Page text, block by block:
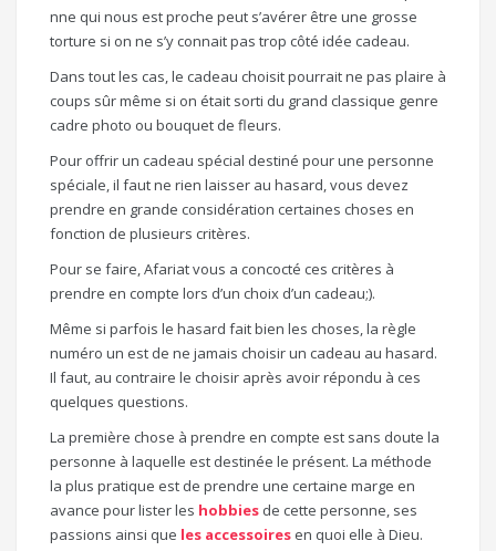
nne qui nous est proche peut s’avérer être une grosse
torture si on ne s’y connait pas trop côté idée cadeau.
Dans tout les cas, le cadeau choisit pourrait ne pas plaire à
coups sûr même si on était sorti du grand classique genre
cadre photo ou bouquet de fleurs.
Pour offrir un cadeau spécial destiné pour une personne
spéciale, il faut ne rien laisser au hasard, vous devez
prendre en grande considération certaines choses en
fonction de plusieurs critères.
Pour se faire, Afariat vous a concocté ces critères à
prendre en compte lors d’un choix d’un cadeau;).
Même si parfois le hasard fait bien les choses, la règle
numéro un est de ne jamais choisir un cadeau au hasard.
Il faut, au contraire le choisir après avoir répondu à ces
quelques questions.
La première chose à prendre en compte est sans doute la
personne à laquelle est destinée le présent. La méthode
la plus pratique est de prendre une certaine marge en
avance pour lister les hobbies de cette personne, ses
passions ainsi que les accessoires en quoi elle à Dieu.